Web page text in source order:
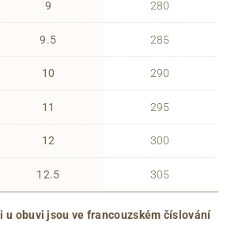
9
9.5
10
11
12
12.5
280
285
290
295
300
305
u obuvi jsou ve francouzském číslování